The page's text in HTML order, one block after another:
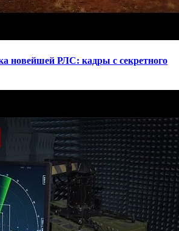
новейшей РЛС: кадры с секретного